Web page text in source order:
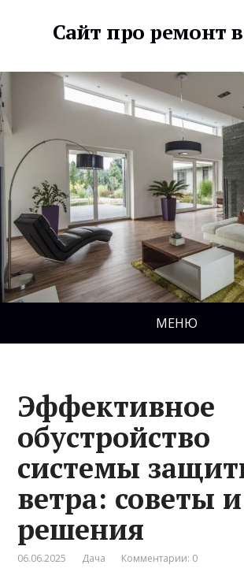
Сайт про ремонт
МЕНЮ
Эффективное
обустройство
системы
ветра: советы и
решения
06.06.2025 Дача Комментарии: 0